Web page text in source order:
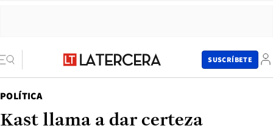
SUSCRÍBETE
POLÍTICA
Kast llama a dar certeza